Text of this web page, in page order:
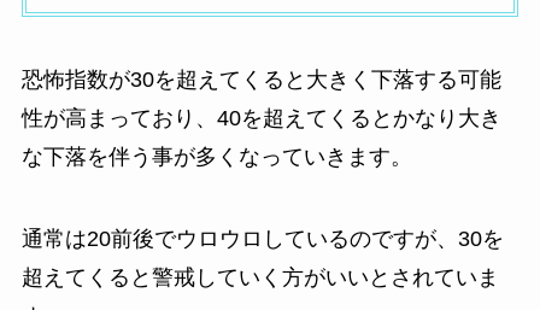
恐怖指数が30を超えてくると大きく下落する可能
性が高まっており、40を超えてくるとかなり大き
な下落を伴う事が多くなっていきます。
通常は20前後でウロウロしているのですが、30を
超えてくると警戒していく方がいいとされていま